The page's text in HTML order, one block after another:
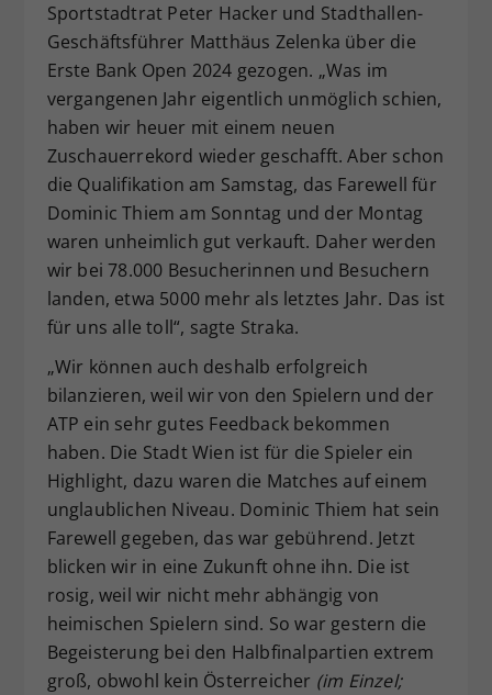
Sportstadtrat Peter Hacker und Stadthallen-
Geschäftsführer Matthäus Zelenka über die
Erste Bank Open 2024 gezogen. „Was im
vergangenen Jahr eigentlich unmöglich schien,
haben wir heuer mit einem neuen
Zuschauerrekord wieder geschafft. Aber schon
die Qualifikation am Samstag, das Farewell für
Dominic Thiem am Sonntag und der Montag
waren unheimlich gut verkauft. Daher werden
wir bei 78.000 Besucherinnen und Besuchern
landen, etwa 5000 mehr als letztes Jahr. Das ist
für uns alle toll“, sagte Straka.
„Wir können auch deshalb erfolgreich
bilanzieren, weil wir von den Spielern und der
ATP ein sehr gutes Feedback bekommen
haben. Die Stadt Wien ist für die Spieler ein
Highlight, dazu waren die Matches auf einem
unglaublichen Niveau. Dominic Thiem hat sein
Farewell gegeben, das war gebührend. Jetzt
blicken wir in eine Zukunft ohne ihn. Die ist
rosig, weil wir nicht mehr abhängig von
heimischen Spielern sind. So war gestern die
Begeisterung bei den Halbfinalpartien extrem
groß, obwohl kein Österreicher (im Einzel;